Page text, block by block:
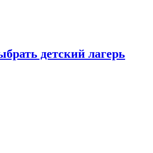
детский лагерь